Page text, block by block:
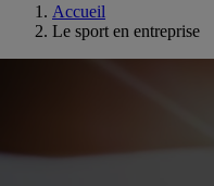
Accueil
Le sport en entreprise